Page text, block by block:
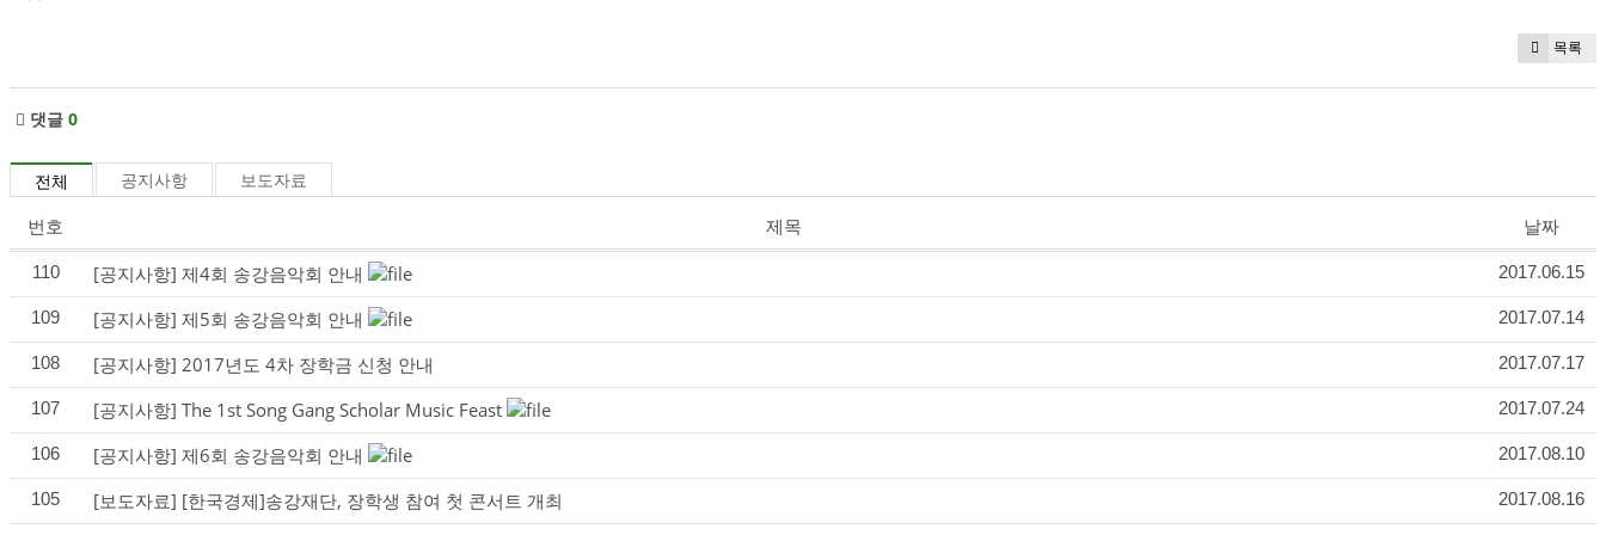
목록
댓글 0
전체 공지사항 보도자료
번호 제목 날짜
110 [공지사항] 제4회 송강음악회 안내 2017.06.15
109 [공지사항] 제5회 송강음악회 안내 2017.07.14
108 [공지사항] 2017년도 4차 장학금 신청 안내 2017.07.17
107 [공지사항] The 1st Song Gang Scholar Music Feast 2017.07.24
106 [공지사항] 제6회 송강음악회 안내 2017.08.10
105 [보도자료] [한국경제]송강재단, 장학생 참여 첫 콘서트 개최 2017.08.16